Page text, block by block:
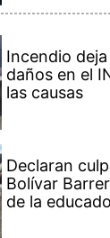
daños en el
las causas
Bolívar
de la